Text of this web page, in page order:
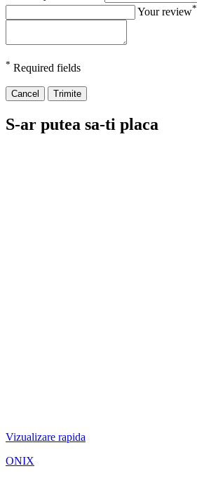
Your review*
* Required fields
Cancel Trimite
S-ar putea sa-ti placa
Vizualizare rapida
ONIX